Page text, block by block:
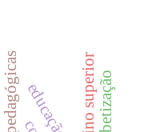
ensino superioralfabetização